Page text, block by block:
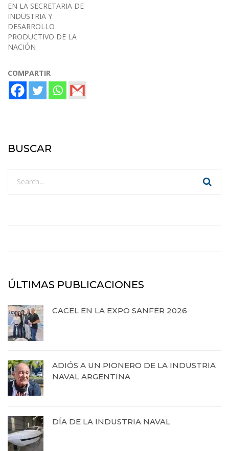
EN LA SECRETARIA DE
INDUSTRIA Y
DESARROLLO
PRODUCTIVO DE LA
NACIÓN
COMPARTIR
BUSCAR
ÚLTIMAS PUBLICACIONES
CACEL EN LA EXPO SANFER 2026
ADIÓS A UN PIONERO DE LA INDUSTRIA
NAVAL ARGENTINA
DÍA DE LA INDUSTRIA NAVAL